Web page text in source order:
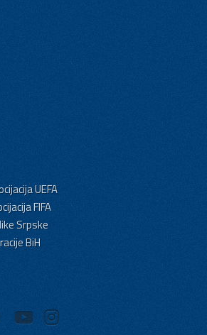
UEFA
FIFA
Srpske
BiH